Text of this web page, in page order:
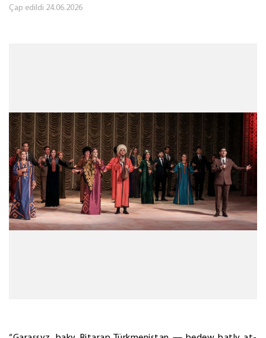
Çap edildi 24.06.2026